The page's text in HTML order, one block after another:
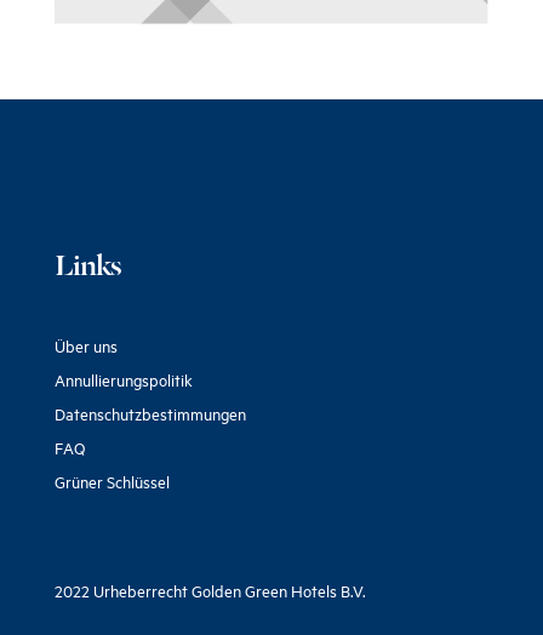
Links
Über uns
Annullierungspolitik
Datenschutzbestimmungen
FAQ
Grüner Schlüssel
2022 Urheberrecht Golden Green Hotels B.V.